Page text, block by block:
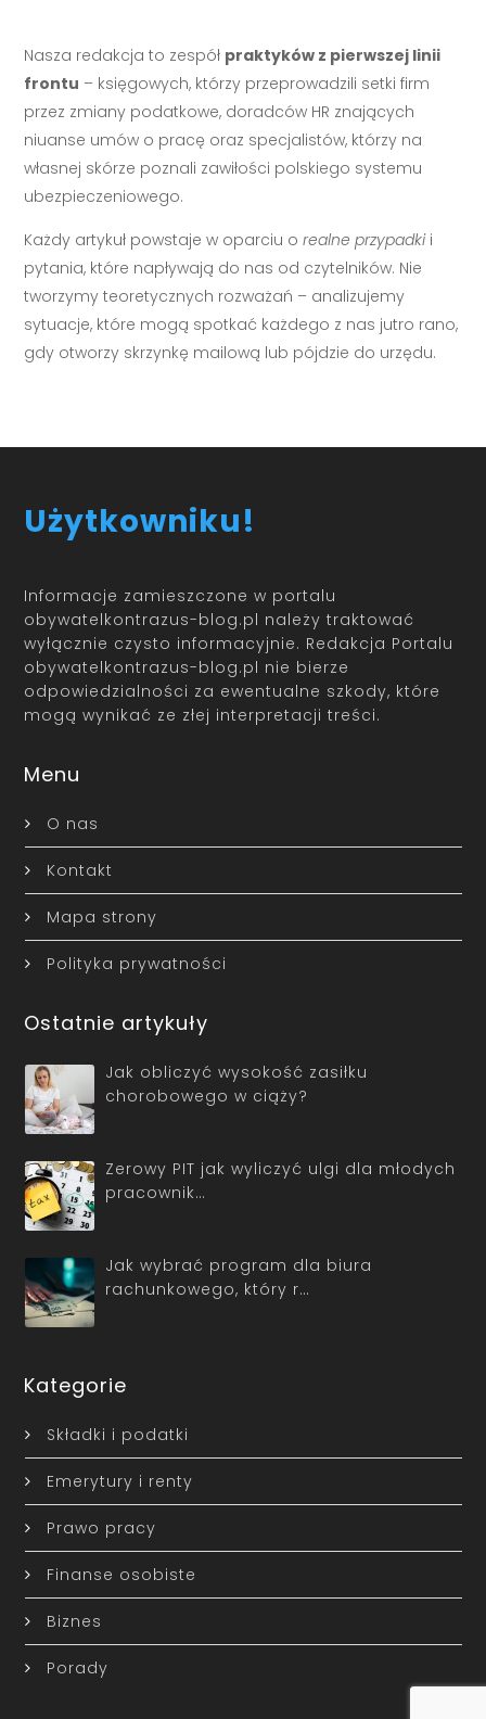
Nasza redakcja to zespół praktyków z pierwszej linii
frontu – księgowych, którzy przeprowadzili setki firm
przez zmiany podatkowe, doradców HR znających
niuanse umów o pracę oraz specjalistów, którzy na
własnej skórze poznali zawiłości polskiego systemu
ubezpieczeniowego.
Każdy artykuł powstaje w oparciu orealne przypadkii
pytania, które napływają do nas od czytelników. Nie
tworzymy teoretycznych rozważań – analizujemy
sytuacje, które mogą spotkać każdego z nas jutro rano,
gdy otworzy skrzynkę mailową lub pójdzie do urzędu.
Użytkowniku!
Informacje zamieszczone w portalu
obywatelkontrazus-blog.pl należy traktować
wyłącznie czysto informacyjnie. Redakcja Portalu
obywatelkontrazus-blog.pl nie bierze
odpowiedzialności za ewentualne szkody, które
mogą wynikać ze złej interpretacji treści.
Menu
O nas
Kontakt
Mapa strony
Polityka prywatności
Ostatnie artykuły
Jak obliczyć wysokość zasiłku
chorobowego w ciąży?
Zerowy PIT jak wyliczyć ulgi dla młodych
pracownik…
Jak wybrać program dla biura
rachunkowego, który r…
Kategorie
Składki i podatki
Emerytury i renty
Prawo pracy
Finanse osobiste
Biznes
Porady